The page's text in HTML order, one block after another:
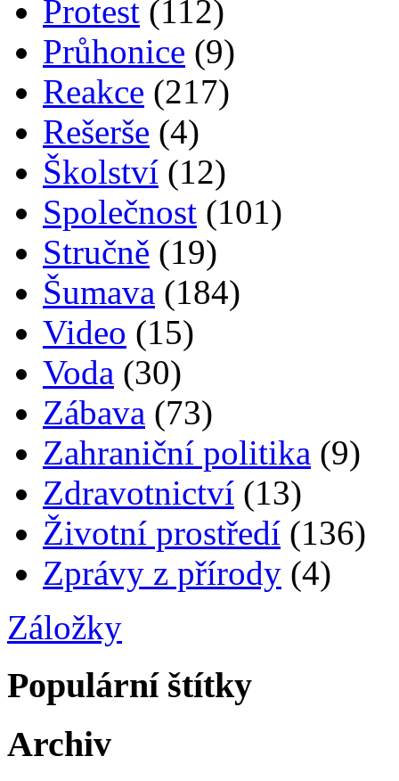
Protest (112)
Průhonice (9)
Reakce (217)
Rešerše (4)
Školství (12)
Společnost (101)
Stručně (19)
Šumava (184)
Video (15)
Voda (30)
Zábava (73)
Zahraniční politika (9)
Zdravotnictví (13)
Životní prostředí (136)
Zprávy z přírody (4)
Záložky
Populární štítky
Archiv